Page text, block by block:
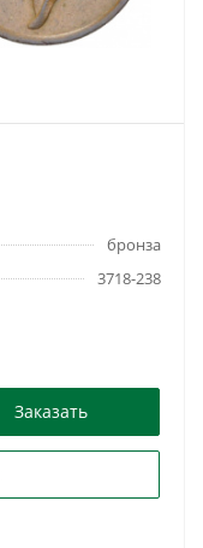
бронза
3718-238
Заказать